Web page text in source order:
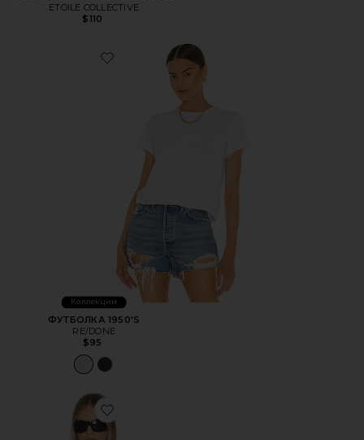
ETOILE COLLECTIVE
$110
Favorite ФУТБОЛКА 1950'S
Коллекции
ФУТБОЛКА 1950'S
RE/DONE
$95
Favorite ВЕТРОВКА ESSENTIAL